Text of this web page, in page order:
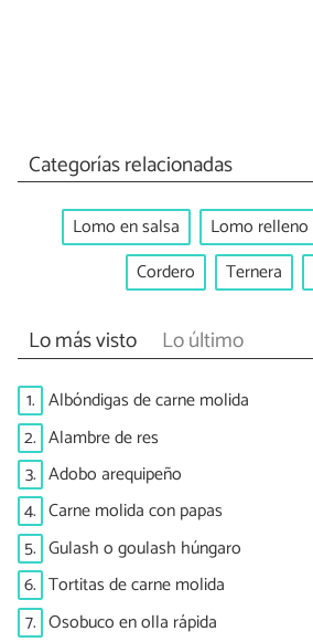
Categorías relacionadas
Lomo en salsa Lomo relleno
Cordero
Ternera
Lo más visto Lo último
1. Albóndigas de carne molida
2. Alambre de res
3. Adobo arequipeño
4. Carne molida con papas
5. Gulash o goulash húngaro
6. Tortitas de carne molida
7. Osobuco en olla rápida